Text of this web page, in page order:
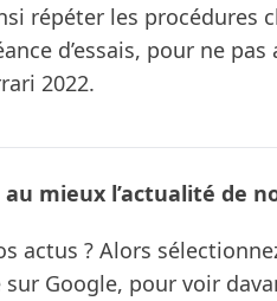
répéter les procédures
d’essais, pour ne
2022.
mieux l’actualité de
actus ? Alors
Google, pour voir